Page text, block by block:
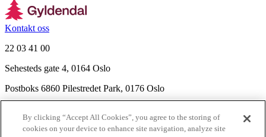
Kontakt oss
22 03 41 00
Sehesteds gate 4, 0164 Oslo
Postboks 6860 Pilestredet Park, 0176 Oslo
Nyhetsbrev
By clicking “Accept All Cookies”, you agree to the storing of
cookies on your device to enhance site navigation, analyze site